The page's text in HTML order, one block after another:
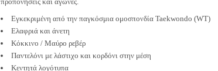
Εγκεκριμένη από την παγκόσμια ομοσπονδία Taekwondo (WT)
Ελαφριά και άνετη
Κόκκινο / Μαύρο ρεβέρ
Παντελόνι με λάστιχο και κορδόνι στην μέση
Κεντητά λογότυπα